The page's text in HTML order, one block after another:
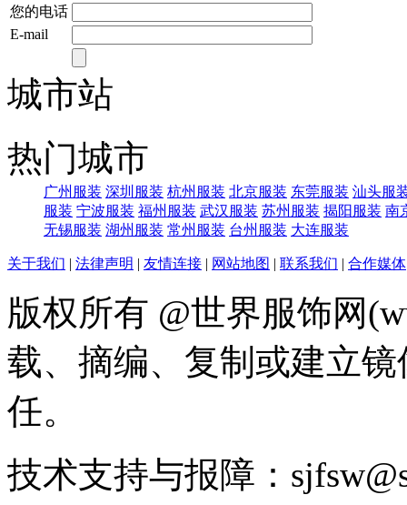
您的电话
E-mail
城市站
热门城市
广州服装 深圳服装 杭州服装 北京服装 东莞服装 汕头服
服装 宁波服装 福州服装 武汉服装 苏州服装 揭阳服装 南
无锡服装 湖州服装 常州服装 台州服装 大连服装
关于我们 | 法律声明 | 友情连接 | 网站地图 | 联系我们 | 合作媒体
版权所有 @世界服饰网
载、摘编、复制或建立
任。
技术支持与报障：